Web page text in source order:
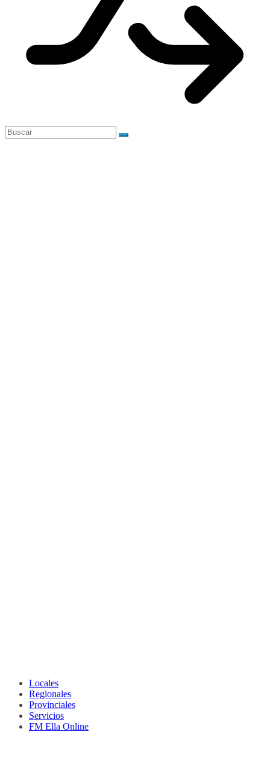
Locales
Regionales
Provinciales
Servicios
FM Ella Online